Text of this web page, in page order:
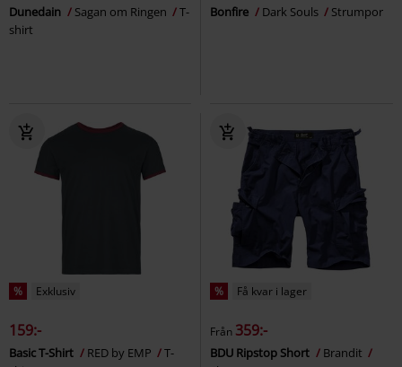
Dunedain Sagan om Ringen
T-
shirt
Bonfire Dark Souls Strumpor
% Exklusiv
159:-
Basic T-Shirt RED by EMP
T-
% Få kvar i lager
Från 359:-
BDU Ripstop Short
Brandit